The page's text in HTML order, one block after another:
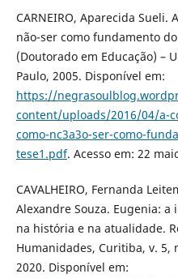
CARNEIRO, Aparecida Sueli.
não-ser como fundamento
(Doutorado em Educação) –
Paulo, 2005. Disponível em:
https://
content/uploads/2016/04/a-
como-nc3a3o-ser-como-
tese1.pdf. Acesso em: 22
CAVALHEIRO, Fernanda
Alexandre Souza. Eugenia:
na história e na atualidade.
Humanidades, Curitiba, v. 5,
2020. Disponível em: